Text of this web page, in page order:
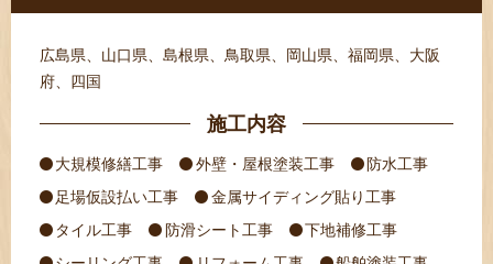
広島県、山口県、島根県、鳥取県、岡山県、福岡県、大阪
府、四国
施工内容
大規模修繕工事 外壁・屋根塗装工事
防水工事
足場仮設払い工事
金属サイディング貼り工事
タイル工事
防滑シート工事
下地補修工事